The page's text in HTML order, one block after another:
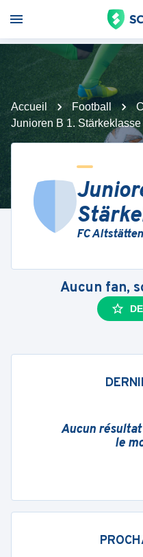
Accueil Football
Junioren B 1. Stärkeklasse
FC Altstätten
Aucun fan,
Aucun
le